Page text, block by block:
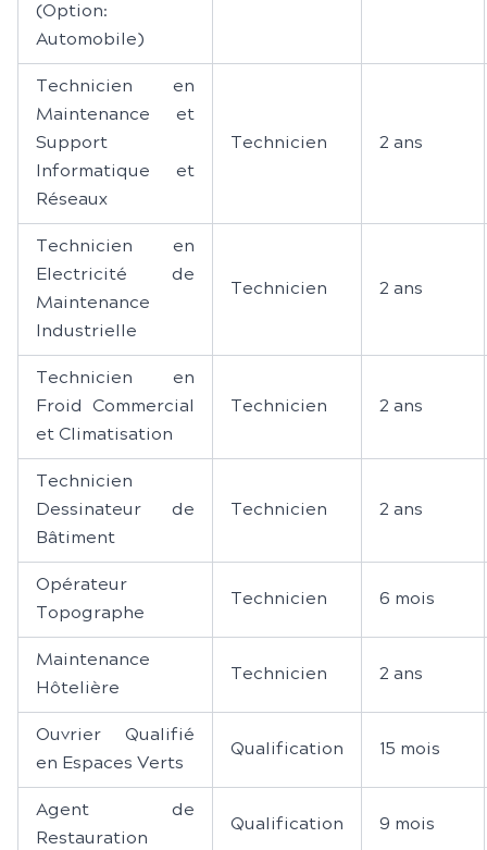
(Option:
Automobile)
Technicien en
Maintenance et
Support
Informatique et
Réseaux
Technicien 2 ans
Technicien en
Electricité de
Maintenance
Industrielle
Technicien 2 ans
Technicien en
Froid Commercial
et Climatisation
Technicien 2 ans
Technicien
Dessinateur de
Bâtiment
Technicien 2 ans
Opérateur
Topographe
Technicien 6 mois
Maintenance
Hôtelière
Technicien 2 ans
Ouvrier Qualifié
en Espaces Verts
Qualification 15 mois
Agent de
Restauration
Qualification 9 mois